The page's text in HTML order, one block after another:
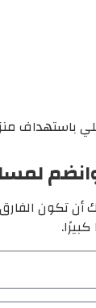
أن تكون